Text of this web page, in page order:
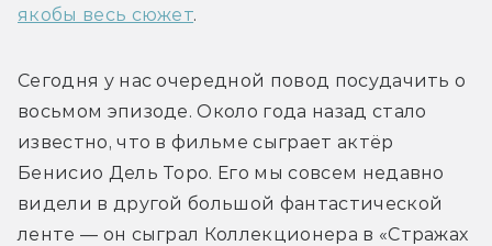
якобы весь сюжет.
Сегодня у нас очередной повод посудачить о
восьмом эпизоде. Около года назад стало
известно, что в фильме сыграет актёр
Бенисио Дель Торо. Его мы совсем недавно
видели в другой большой фантастической
ленте — он сыграл Коллекционера в «Стражах